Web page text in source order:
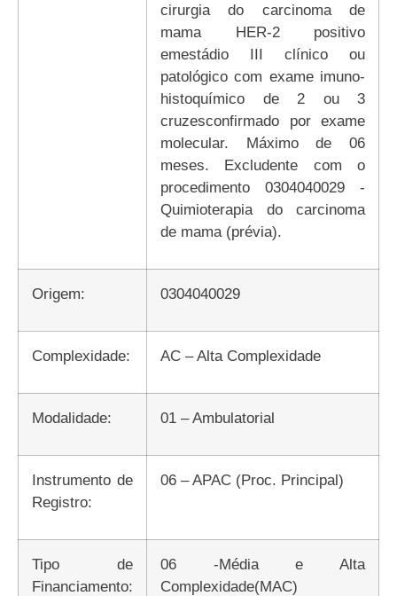
cirurgia do carcinoma de
mama HER-2 positivo
emestádio III clínico ou
patológico com exame imuno-
histoquímico de 2 ou 3
cruzesconfirmado por exame
molecular. Máximo de 06
meses. Excludente com o
procedimento 0304040029 -
Quimioterapia do carcinoma
de mama (prévia).
Origem: 0304040029
Complexidade: AC – Alta Complexidade
Modalidade: 01 – Ambulatorial
Instrumento de
Registro:
06 – APAC (Proc. Principal)
Tipo de
Financiamento:
06 -Média e Alta
Complexidade(MAC)